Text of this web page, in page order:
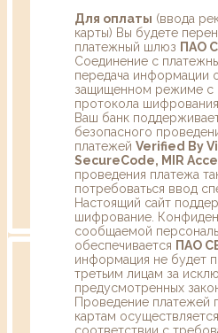
Для оплаты (ввода
карты) Вы будете
платежный шлюз ПАО
Соединение с
передача информации
защищенном режиме с
протокола
Ваш банк
безопасного
платежей Verified By
SecureCode, MIR
проведения платежа
потребоваться ввод
Настоящий сайт
шифрование.
сообщаемой
обеспечивается ПАО
информация не будет
третьим лицам за
предусмотренных
Проведение платежей
картам
соответствии с